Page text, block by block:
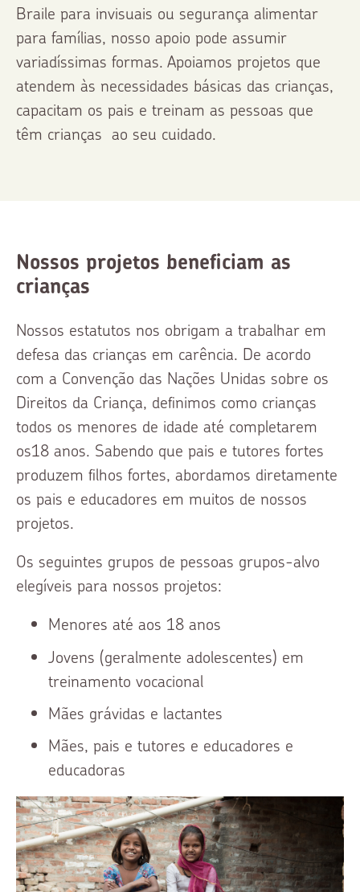
Braile para invisuais ou segurança alimentar
para famílias, nosso apoio pode assumir
variadíssimas formas. Apoiamos projetos que
atendem às necessidades básicas das crianças,
capacitam os pais e treinam as pessoas que
têm crianças ao seu cuidado.
Nossos projetos beneficiam as
crianças
Nossos estatutos nos obrigam a trabalhar em
defesa das crianças em carência. De acordo
com a Convenção das Nações Unidas sobre os
Direitos da Criança, definimos como crianças
todos os menores de idade até completarem
os18 anos. Sabendo que pais e tutores fortes
produzem filhos fortes, abordamos diretamente
os pais e educadores em muitos de nossos
projetos.
Os seguintes grupos de pessoas grupos-alvo
elegíveis para nossos projetos:
Menores até aos 18 anos
Jovens (geralmente adolescentes) em
treinamento vocacional
Mães grávidas e lactantes
Mães, pais e tutores e educadores e
educadoras